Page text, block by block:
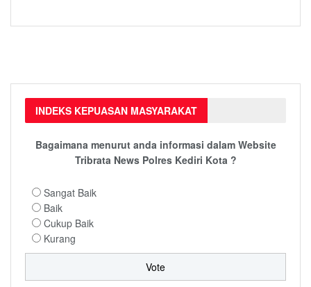
INDEKS KEPUASAN MASYARAKAT
Bagaimana menurut anda informasi dalam Website
Tribrata News Polres Kediri Kota ?
Sangat Baik
Baik
Cukup Baik
Kurang